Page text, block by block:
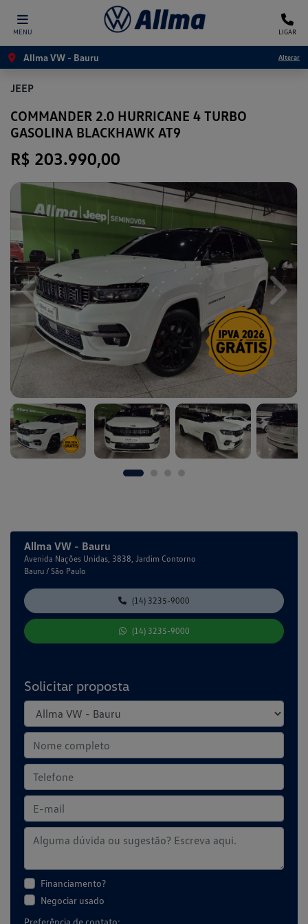
MENU LIGAR
Allma VW - Bauru Alterar
JEEP
COMMANDER 2.0 HURRICANE 4 TURBO
GASOLINA BLACKHAWK AT9
R$ 203.990,00
Previous Next
Allma VW - Bauru
Avenida Nações Unidas, 3838, Jardim Contorno
Bauru / São Paulo
(14) 3235-9000
(14) 3235-9000
Solicitar proposta
Financiamento?
Negociar usado